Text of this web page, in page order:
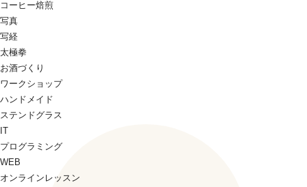
コーヒー焙煎
写真
写経
太極拳
お酒づくり
ワークショップ
ハンドメイド
ステンドグラス
IT
プログラミング
WEB
オンラインレッスン